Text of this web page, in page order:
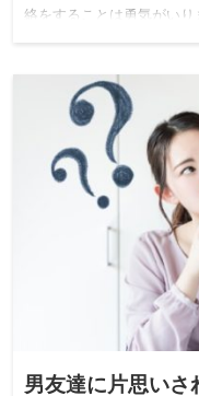
絡をすることは勇気がいり
男友達に片思いさ